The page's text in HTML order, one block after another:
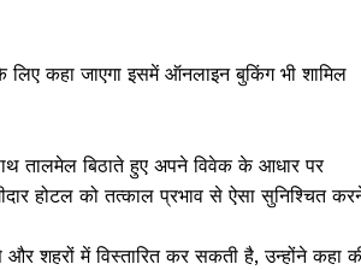
कहा जाएगा इसमें ऑनलाइन बुकिंग भी शामिल
तालमेल बिठाते हुए अपने विवेक के आधार पर
होटल को तत्काल प्रभाव से ऐसा सुनिश्चित
शहरों में विस्तारित कर सकती है, उन्होंने कहा